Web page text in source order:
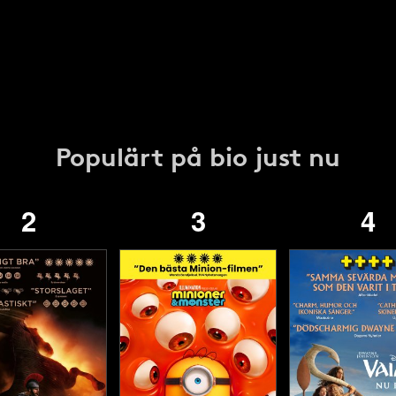
Populärt på bio just nu
2 3 4